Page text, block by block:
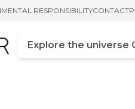
RESPONSIBILITYCONTACT
Campo de busca
Enter at least three